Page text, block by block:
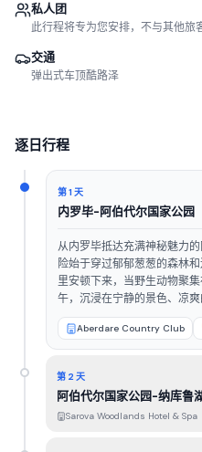
私人团
此行程将专为您安排，不与其他旅
交通
弹出式车顶酷路泽
逐日行程
第 1 天
内罗毕-阿伯代尔国家公园
从内罗毕抵达充满神秘魅力
险始于穿过郁郁葱葱的森林
里安顿下来，当野生动物聚
午，沉浸在宁静的景色、凉
Aberdare Country Club
第 2 天
阿伯代尔国家公园-纳库鲁
Sarova Woodlands Hotel & Spa